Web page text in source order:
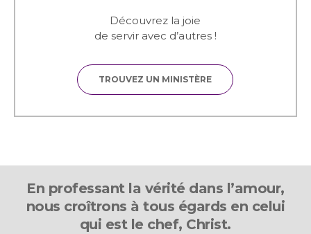
Découvrez la joie
de servir avec d’autres !
TROUVEZ UN MINISTÈRE
En professant la vérité dans l’amour,
nous croîtrons à tous égards en celui
qui est le chef, Christ.